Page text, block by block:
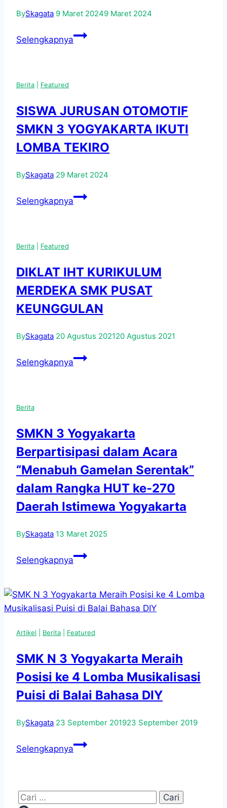
Yogyakarta
BySkagata 9 Maret 20249 Maret 2024
SelengkapnyaPelaksanaan
Dengan
Tema
Kebekerjaan
Observasi
Industri
Berita Featured
SISWA JURUSAN OTOMOTIF
SMKN 3 YOGYAKARTA IKUTI
LOMBA TEKIRO
BySkagata 29 Maret 2024
SelengkapnyaSISWA
IKUTI
LOMBA
TEKIRO
Berita Featured
DIKLAT IHT KURIKULUM
MERDEKA SMK PUSAT
KEUNGGULAN
BySkagata 20 Agustus 202120 Agustus 2021
SelengkapnyaDIKLAT
KEUNGGULAN
Berita
SMKN 3 Yogyakarta
Berpartisipasi dalam Acara
“Menabuh Gamelan Serentak”
dalam Rangka HUT ke-270
Daerah Istimewa Yogyakarta
BySkagata 13 Maret 2025
SelengkapnyaSMKN
Berpartisipasi
dalam
“Menabuh
Serentak”
dalam
Rangka
ke-
Daerah
Artikel Berita Featured
SMK N 3 Yogyakarta Meraih
Posisi ke 4 Lomba Musikalisasi
Puisi di Balai Bahasa DIY
BySkagata 23 September 201923 September 2019
SelengkapnyaSMK
Cari